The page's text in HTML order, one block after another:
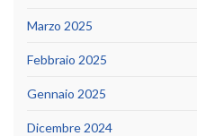
Marzo 2025
Febbraio 2025
Gennaio 2025
Dicembre 2024